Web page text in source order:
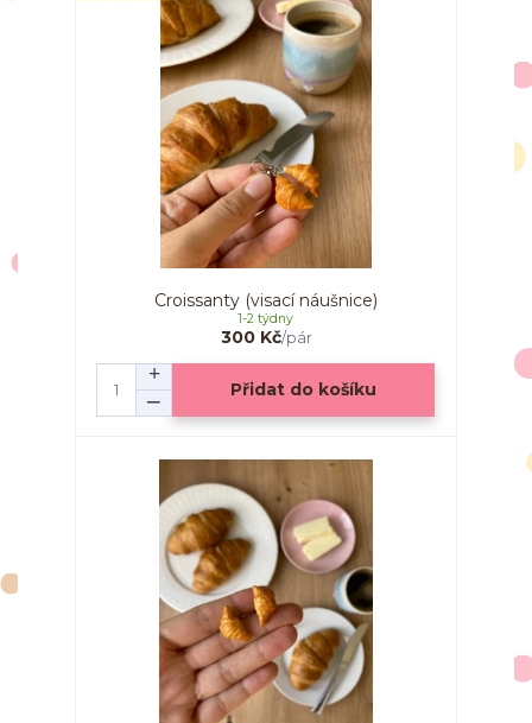
Croissanty (visací náušnice)
300 Kč/pár
1-2 týdny
Přidat do košíku